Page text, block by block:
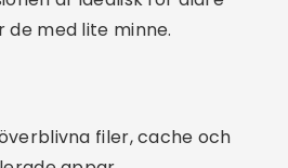
Undvik att installera
eller utan stöd från
app samtidigt:
verktyg och göra din